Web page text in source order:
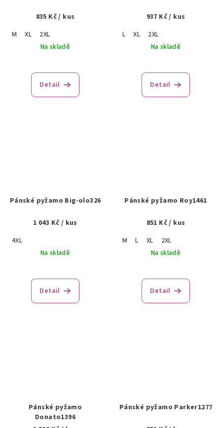
835 Kč/ kus
M
XL
2XL
Na skladě
Detail
937 Kč/ kus
L
XL
2XL
Na skladě
Detail
Pánské pyžamo Big-olo326
1 043 Kč / kus
4XL
Na skladě
Detail
Pánské pyžamo Roy1461
851 Kč/ kus
M
L XL
2XL
Na skladě
Detail
Pánské pyžamo
Donato1396
Pánské pyžamo Parker1277